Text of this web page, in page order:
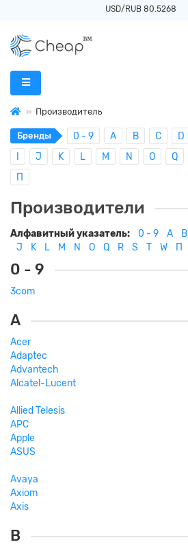
USD/RUB 80.5268
Производитель
Бренды 0 - 9 A B C D
J K L M N O Q
П
Производители
Алфавитный указатель: 0 - 9 A B
J
K L M N O Q R S T W П
0 - 9
3com
A
Acer
Adaptec
Advantech
Alcatel-Lucent
Allied Telesis
APC
Apple
ASUS
Avaya
Axiom
Axis
B